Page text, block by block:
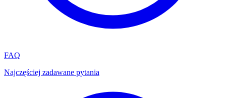
FAQ
Najczęściej zadawane pytania